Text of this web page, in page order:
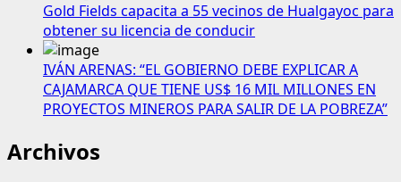
Gold Fields capacita a 55 vecinos de Hualgayoc para
obtener su licencia de conducir
IVÁN ARENAS: “EL GOBIERNO DEBE EXPLICAR A
CAJAMARCA QUE TIENE US$ 16 MIL MILLONES EN
PROYECTOS MINEROS PARA SALIR DE LA POBREZA”
Archivos